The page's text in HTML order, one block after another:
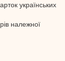
українських
належної